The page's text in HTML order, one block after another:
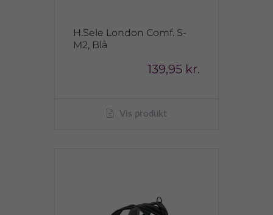
H.Sele London Comf. S-
M2, Blå
139,95 kr.
Vis produkt